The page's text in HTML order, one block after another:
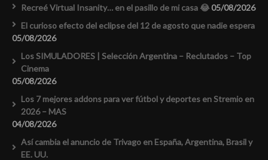
Recreé Virtual Insanity… en el pasillo de mi casa 😂05/08/2026
El curioso efecto del eclipse del 12 de agosto que nadie espera
05/08/2026
Los SIMULADORES | Selección Argentina – Reclutados – Top
Cinema
05/08/2026
Los 7 mejores addons para ver fútbol y deportes en Stremio en
2026 – MAS
04/08/2026
Así cambia el anuncio de Trivago en España, Argentina, Brasil y
EE. UU.